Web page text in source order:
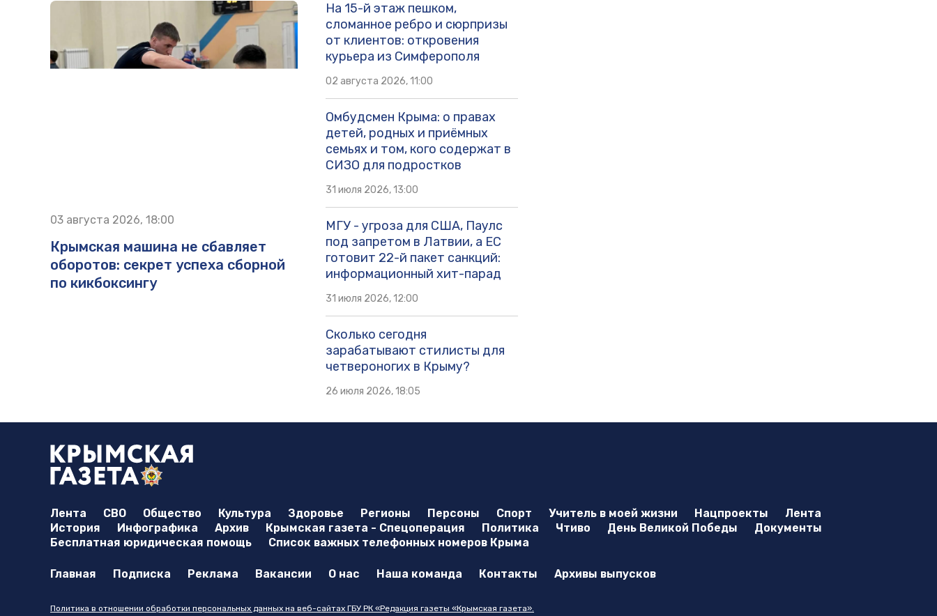
03 августа 2026, 18:00
Крымская машина не сбавляет
оборотов: секрет успеха сборной
по кикбоксингу
На 15-й этаж пешком,
сломанное ребро и сюрпризы
от клиентов: откровения
курьера из Симферополя
02 августа 2026, 11:00
Омбудсмен Крыма: о правах
детей, родных и приёмных
семьях и том, кого содержат в
СИЗО для подростков
31 июля 2026, 13:00
МГУ - угроза для США, Паулс
под запретом в Латвии, а ЕС
готовит 22-й пакет санкций:
информационный хит-парад
31 июля 2026, 12:00
Сколько сегодня
зарабатывают стилисты для
четвероногих в Крыму?
26 июля 2026, 18:05
Лента СВО Общество Культура Здоровье Регионы Персоны Спорт Учитель в моей жизни Нацпроекты
Лента
История
Инфографика Архив Крымская газета - Спецоперация Политика Чтиво День Великой Победы
Документы
Бесплатная юридическая помощь
Список важных телефонных номеров Крыма
Главная Подписка Реклама Вакансии О нас Наша команда Контакты Архивы выпусков
Политика в отношении обработки персональных данных на веб-сайтах ГБУ РК «Редакция газеты «Крымская газета».